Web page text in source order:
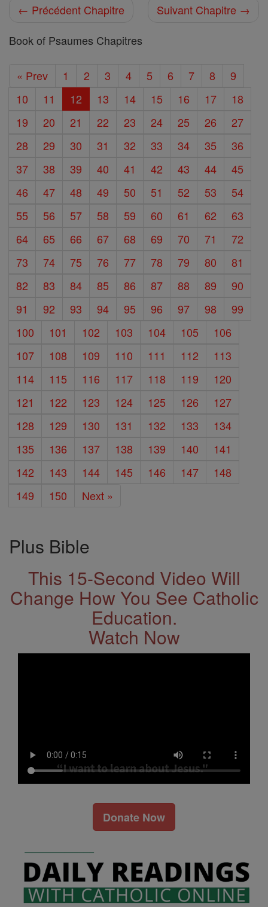
← Précédent Chapitre
Suivant Chapitre →
Book of Psaumes Chapitres
« Prev 1 2 3 4 5 6 7 8
9
10
11 12 13 14 15 16 17
18
19
20 21 22 23 24 25 26
27
28
29 30 31 32 33 34 35
36
37
38 39 40 41 42 43 44
45
46
47 48 49 50 51 52 53
54
55
56 57 58 59 60 61 62
63
64
65 66 67 68 69 70 71
72
73
74 75 76 77 78 79 80
81
82
83 84 85 86 87 88 89
90
91
92 93 94 95 96 97 98
99
100
101 102 103 104 105
106
107
108 109 110 111 112
113
114
115 116 117 118 119
120
121
122 123 124 125 126
127
128
129 130 131 132 133
134
135
136 137 138 139 140
141
142
143 144 145 146 147
148
149
150 Next »
Plus Bible
This 15-Second Video Will
Change How You See Catholic
Education.
Watch Now
Donate Now